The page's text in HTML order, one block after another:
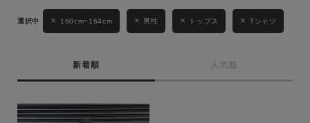
性別 160cm~164cm 男性 トップス Tシャツ
新着順 人気順